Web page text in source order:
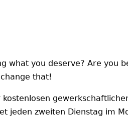
what you deserve? Are you
that!
kostenlosen
jeden zweiten Dienstag im